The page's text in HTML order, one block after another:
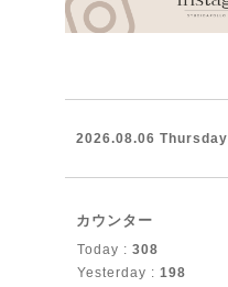
2026.08.06 Thursday
カウンター
Today : 308
Yesterday : 198